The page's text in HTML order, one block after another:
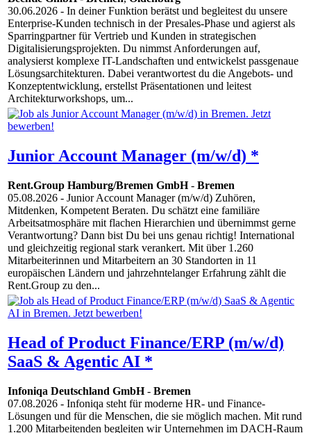
30.06.2026 - In deiner Funktion berätst und begleitest du unsere
Enterprise-Kunden technisch in der Presales-Phase und agierst als
Sparringpartner für Vertrieb und Kunden in strategischen
Digitalisierungsprojekten. Du nimmst Anforderungen auf,
analysierst komplexe IT-Landschaften und entwickelst passgenaue
Lösungsarchitekturen. Dabei verantwortest du die Angebots- und
Konzeptentwicklung, erstellst Präsentationen und leitest
Architekturworkshops, um...
Junior Account Manager (m/w/d) *
Rent.Group Hamburg/Bremen GmbH- Bremen
05.08.2026 - Junior Account Manager (m/w/d) Zuhören,
Mitdenken, Kompetent Beraten. Du schätzt eine familiäre
Arbeitsatmosphäre mit flachen Hierarchien und übernimmst gerne
Verantwortung? Dann bist Du bei uns genau richtig! International
und gleichzeitig regional stark verankert. Mit über 1.260
Mitarbeiterinnen und Mitarbeitern an 30 Standorten in 11
europäischen Ländern und jahrzehntelanger Erfahrung zählt die
Rent.Group zu den...
Head of Product Finance/ERP (m/w/d)
SaaS & Agentic AI *
Infoniqa Deutschland GmbH- Bremen
07.08.2026 - Infoniqa steht für moderne HR- und Finance-
Lösungen und für die Menschen, die sie möglich machen. Mit rund
1.200 Mitarbeitenden begleiten wir Unternehmen im DACH-Raum